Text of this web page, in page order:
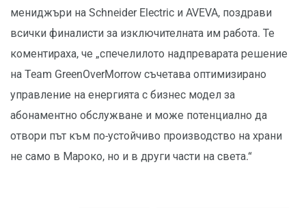
мениджъри на Schneider Electric и AVEVA, поздрави
всички финалисти за изключителната им работа. Те
коментираха, че „спечелилото надпреварата решение
на Team GreenOverMorrow съчетава оптимизирано
управление на енергията с бизнес модел за
абонаментно обслужване и може потенциално да
отвори път към по-устойчиво производство на храни
не само в Мароко, но и в други части на света.“